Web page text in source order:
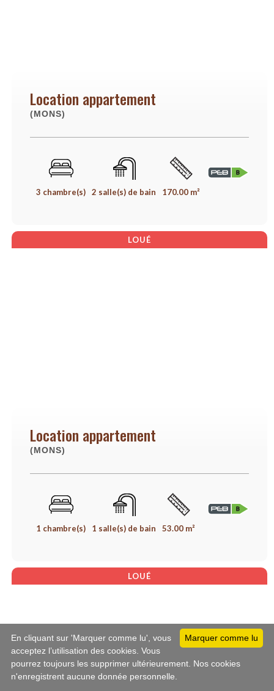
Location appartement
(MONS)
3 chambre(s) 2 salle(s) de bain 170.00 m²
LOUÉ
Location appartement
(MONS)
1 chambre(s) 1 salle(s) de bain 53.00 m²
LOUÉ
Marquer comme lu
En cliquant sur 'Marquer comme lu', vous
acceptez l’utilisation des cookies. Vous
pourrez toujours les supprimer ultérieurement. Nos cookies
n'enregistrent aucune donnée personnelle.